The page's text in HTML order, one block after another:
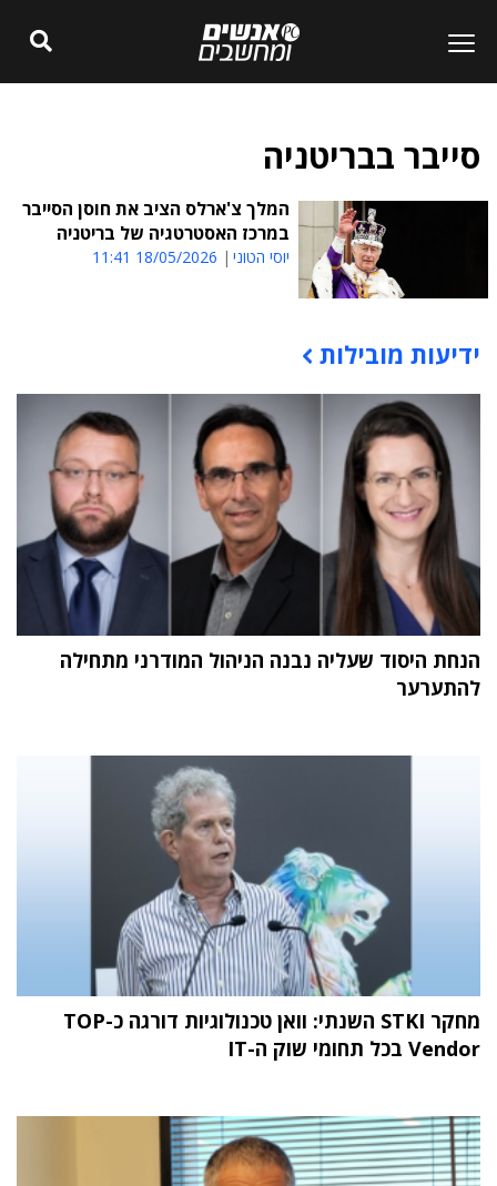
סייבר בבריטניה
המלך צ'ארלס הציב את חוסן הסייבר
במרכז האסטרטגיה של בריטניה
יוסי הטוני 18/05/2026 11:41
תוכן פרסומי
ידיעות מובילות
הנחת היסוד שעליה נבנה הניהול המודרני מתחילה
להתערער
מחקר STKI השנתי: וואן טכנולוגיות דורגה כ-TOP
Vendor בכל תחומי שוק ה-IT